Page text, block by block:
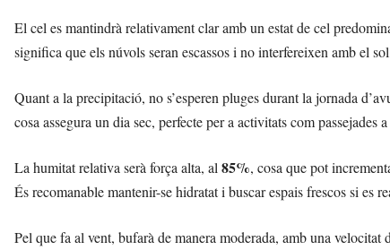
El cel es mantindrà relativament clar amb un estat de cel
significa que els núvols seran escassos i no interfereixen amb el
Quant a la precipitació, no s’esperen pluges durant la jornada
cosa assegura un dia sec, perfecte per a activitats com passejades
La humitat relativa serà força alta, al 85%, cosa que pot
És recomanable mantenir-se hidratat i buscar espais frescos si es
Pel que fa al vent, bufarà de manera moderada, amb una velocitat